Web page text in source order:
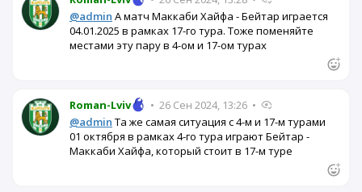
@admin А матч Маккаби Хайфа - Бейтар играется
04.01.2025 в рамках 17-го тура. Тоже поменяйте
местами эту пару в 4-ом и 17-ом турах
Roman-Lviv • 26 Сен 2024, 13:26 •
@admin Та же самая ситуация с 4-м и 17-м турами
01 октября в рамках 4-го тура играют Бейтар -
Маккаби Хайфа, который стоит в 17-м туре